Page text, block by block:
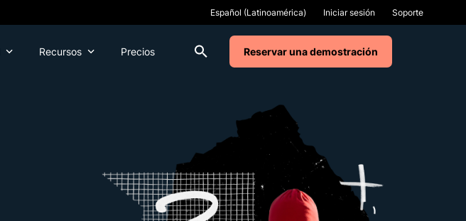
Iniciar sesión Soporte
Recursos Precios Reservar una demostración